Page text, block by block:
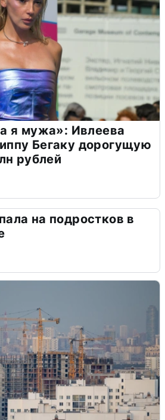
я мужа»: Ивлеева
Бегаку дорогущую
рублей
на подростков в